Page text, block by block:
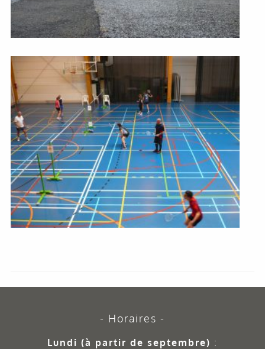
Horaires
Lundi (à partir de septembre) :